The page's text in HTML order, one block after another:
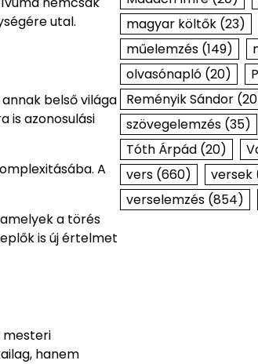
utal.
belső világa
is azonosulási
A
a törés
is új értelmet
mesteri
hanem
magyar költők(23)
műelemzés(149)
olvasónapló(20)
Reményik Sándor
szövegelemzés(35)
Tóth Árpád(20)
vers(660) versek
verselemzés(854)